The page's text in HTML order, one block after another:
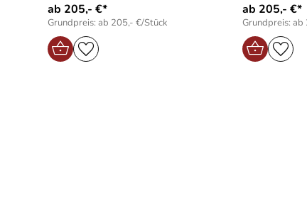
ab 205,- €*
Grundpreis: ab 205,- €/Stück
ab 205,- €*
Grundpreis: